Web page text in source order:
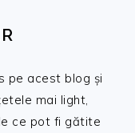
pe acest blog și
mai light,
ce pot fi gătite